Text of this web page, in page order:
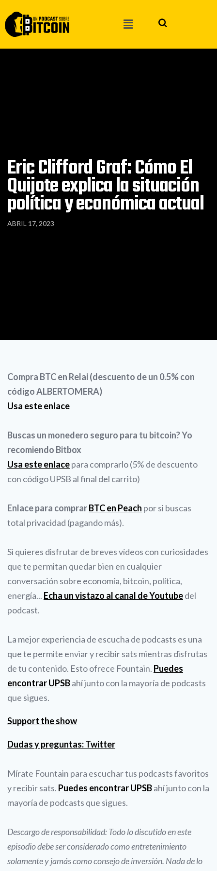
Eric Clifford Graf: Cómo El
Quijote explica la situación
política y económica actual
ABRIL 17, 2023
Compra BTC en Relai (descuento de un 0.5% con
código ALBERTOMERA)
Usa este enlace
Buscas un monedero seguro para tu bitcoin? Yo
recomiendo Bitbox
Usa este enlacepara comprarlo (5% de descuento
con código UPSB al final del carrito)
Enlace para comprarBTC en Peach por si buscas
total privacidad (pagando más).
Si quieres disfrutar de breves vídeos con curiosidades
que te permitan quedar bien en cualquier
conversación sobre economía, bitcoin, política,
energía... Echa un vistazo al canal de Youtubedel
podcast.
La mejor experiencia de escucha de podcasts es una
que te permite enviar y recibir sats mientras disfrutas
de tu contenido. Esto ofrece Fountain. Puedes
encontrar UPSBahí junto con la mayoría de podcasts
que sigues.
Support the show
Dudas y preguntas: Twitter
Mírate Fountain para escuchar tus podcasts favoritos
y recibir sats. Puedes encontrar UPSBahí junto con la
mayoría de podcasts que sigues.
Descargo de responsabilidad: Todo lo discutido en este
episodio debe ser considerado como entretenimiento
solamente y jamás como consejo de inversión. Nada de lo